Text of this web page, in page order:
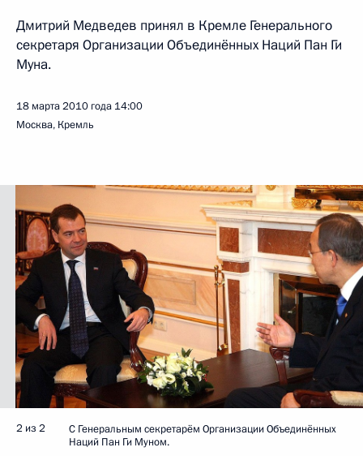
Дмитрий Медведев принял в Кремле Генерального
секретаря Организации Объединённых Наций Пан Ги
Муна.
18 марта 2010 года 14:00
Москва, Кремль
2 из 2
С Генеральным секретарём Организации Объединённых
Наций Пан Ги Муном.